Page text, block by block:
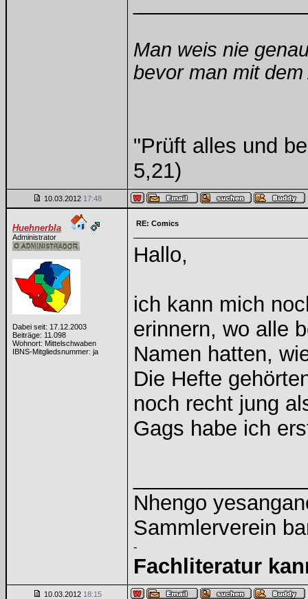
Man weis nie
bevor man mit
"Prüft alles und
5,21)
10.03.2012 17:48
Huehnerbla
Administrator
Dabei seit: 17.12.2003
Beiträge: 11.098
Wohnort: Mittelschwaben
IBNS-Mitgliedsnummer: ja
RE: Comics
Hallo,
ich kann mich
erinnern, wo alle
Namen hatten,
Die Hefte
noch recht jung
Gags habe ich
Nhengo
Sammlerverein
-
Fachliteratur
10.03.2012 18:15